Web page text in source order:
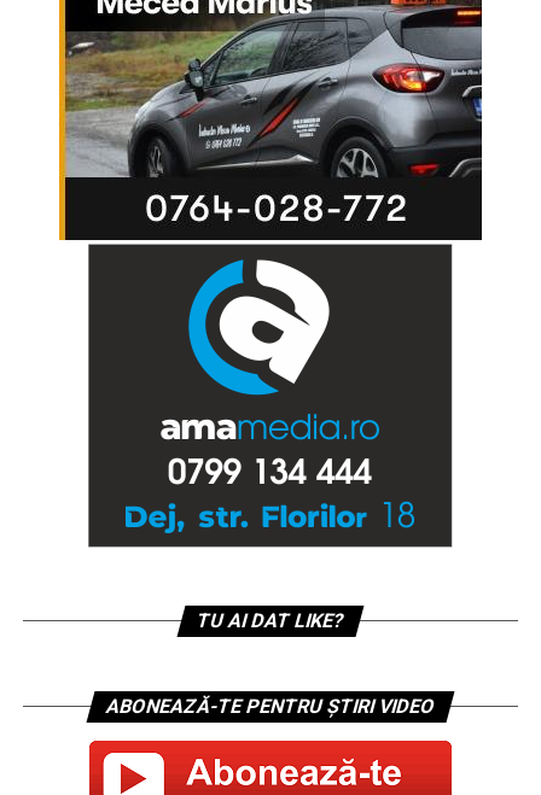
TU AI DAT LIKE?
ABONEAZĂ-TE PENTRU ȘTIRI VIDEO